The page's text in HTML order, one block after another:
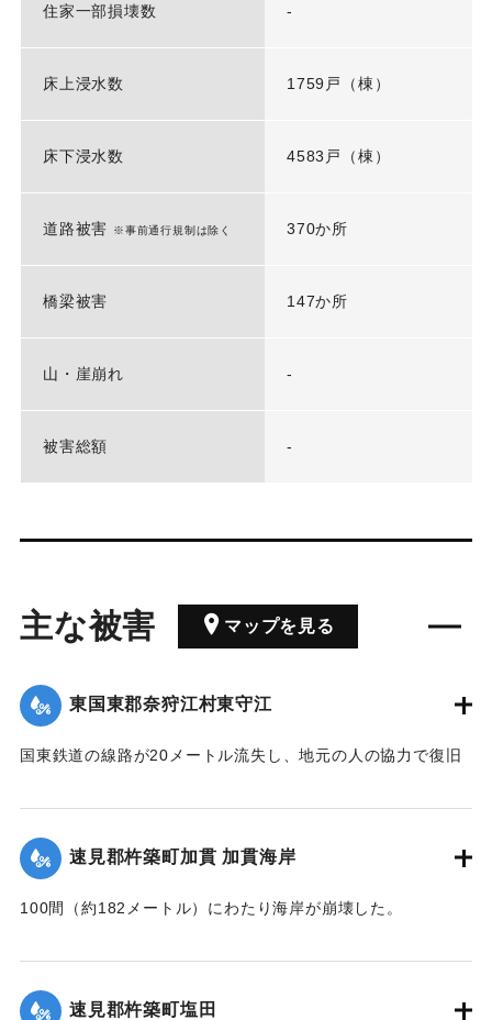
住家一部損壊数 -
床上浸水数 1759戸（棟）
床下浸水数 4583戸（棟）
道路被害 ※事前通行規制は除く 370か所
橋梁被害 147か所
山・崖崩れ -
被害総額 -
主な被害 マップを見る
東国東郡奈狩江村東守江
国東鉄道の線路が20メートル流失し、地元の人の協力で復旧
｜固有コード: 00483051
速見郡杵築町加貫 加貫海岸
100間（約182メートル）にわたり海岸が崩壊した。
｜固有コード:
速見郡杵築町塩田